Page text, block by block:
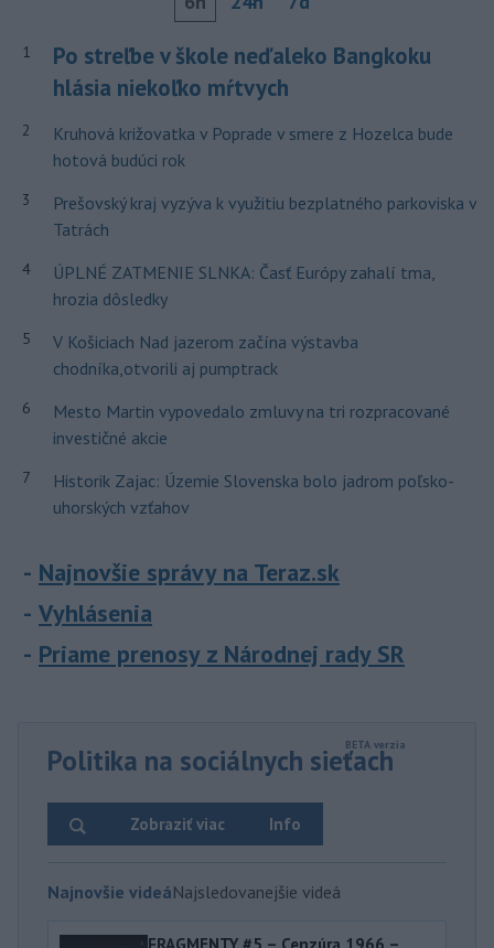
1
Po streľbe v škole neďaleko Bangkoku
hlásia niekoľko mŕtvych
2
Kruhová križovatka v Poprade v smere z Hozelca bude
hotová budúci rok
3
Prešovský kraj vyzýva k využitiu bezplatného parkoviska v
Tatrách
4
ÚPLNÉ ZATMENIE SLNKA: Časť Európy zahalí tma,
hrozia dôsledky
5
V Košiciach Nad jazerom začína výstavba
chodníka,otvorili aj pumptrack
6
Mesto Martin vypovedalo zmluvy na tri rozpracované
investičné akcie
7
Historik Zajac: Územie Slovenska bolo jadrom poľsko-
uhorských vzťahov
Najnovšie správy na Teraz.sk
Vyhlásenia
Priame prenosy z Národnej rady SR
Politika na sociálnych sieťach
Info
Zobraziť viac
Najnovšie videáNajsledovanejšie videá